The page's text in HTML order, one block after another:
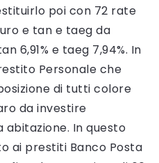
poi con 72 rate
e tan e taeg da
6,91% e taeg 7,94%. In
Personale che
di tutti colore
da investire
abitazione. In questo
ai prestiti Banco Posta